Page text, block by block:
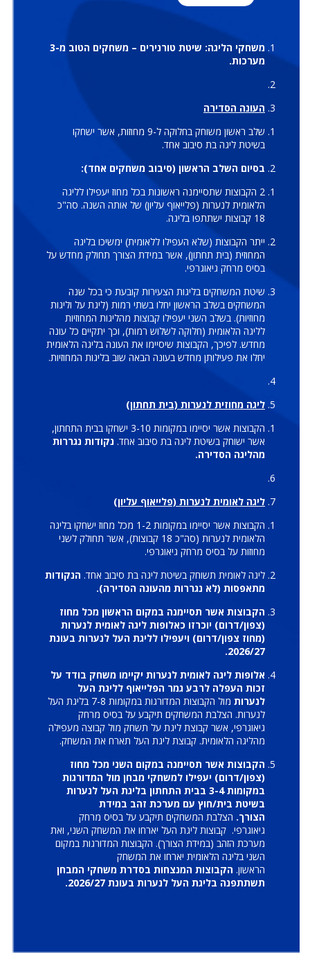
משחקי הליגה: שיטת טורנירים – משחקים הטוב מ-3
מערכות.
העונה הסדירה
שלב ראשון משוחק בחלוקה ל-9 מחוזות, אשר ישחקו
בשיטת ליגה בת סיבוב אחד.
בסיום השלב הראשון (סיבוב משחקים אחד):
2 הקבוצות שתסיימנה ראשונות בכל מחוז יעפילו לליגה
הלאומית לנערות (פלייאוף עליון) של אותה השנה. סה"כ
18 קבוצות ישתתפו בליגה.
ייתר הקבוצות (שלא העפילו ללאומית) ימשיכו בליגה
המחוזית (בית תחתון), אשר במידת הצורך תחולק מחדש על
בסיס מרחק גיאוגרפי.
שיטת המשחקים בליגות הצעירות קובעת כי בכל שנה
המשחקים בשלב הראשון יחלו בשתי רמות (ליגת על וליגות
מחוזיות). בשלב השני יעפילו קבוצות מהליגות המחוזיות
לליגה הלאומית (חלוקה לשלוש רמות), וכך יתקיים כל עונה
מחדש. לפיכך, הקבוצות שיסיימו את העונה בליגה הלאומית
יחלו את פעילותן מחדש בעונה הבאה שוב בליגות המחוזיות.
ליגה מחוזית לנערות (בית תחתון)
הקבוצות אשר יסיימו במקומות 3-10 ישחקו בבית התחתון,
אשר ישוחק בשיטת ליגה בת סיבוב אחד. נקודות נגררות
מהליגה הסדירה.
ליגה לאומית לנערות (פלייאוף עליון)
הקבוצות אשר יסיימו במקומות 1-2 מכל מחוז ישחקו בליגה
הלאומית לנערות (סה"כ 18 קבוצות), אשר תחולק לשני
מחוזות על בסיס מרחק גיאוגרפי.
ליגה לאומית תשוחק בשיטת ליגה בת סיבוב אחד. הנקודות
מתאפסות (לא נגררות מהעונה הסדירה).
הקבוצות אשר תסיימנה במקום הראשון מכל מחוז
(צפון/דרום) יוכרזו כאלופות ליגה לאומית לנערות
(מחוז צפון/דרום) ויעפילו לליגת העל לנערות בעונת
2026/27.
אלופות ליגה לאומית לנערות יקיימו משחק בודד על
זכות העפלה לרבע גמר הפלייאוף לליגת העל
לנערות
מול הקבוצות המדורגות במקומות 7-8 בליגת העל
לנערות. הצלבת המשחקים תיקבע על בסיס מרחק
גיאוגרפי, אשר קבוצת ליגת על תשחק מול קבוצה מעפילה
מהליגה הלאומית. קבוצת ליגת העל תארח את המשחק.
הקבוצות אשר תסיימנה במקום השני מכל מחוז
(צפון/דרום) יעפילו למשחקי מבחן מול המדורגות
במקומות 3-4 בבית התחתון בליגת העל לנערות
בשיטת בית/חוץ עם מערכת זהב במידת
הצורך. הצלבת המשחקים תיקבע על בסיס מרחק
גיאוגרפי. קבוצות ליגת העל יארחו את המשחק השני, ואת
מערכת הזהב (במידת הצורך). הקבוצות המדורגות במקום
השני בליגה הלאומית יארחו את המשחק
הראשון. הקבוצות המנצחות בסדרת משחקי המבחן
תשתתפנה בליגת העל לנערות בעונת 2026/27.